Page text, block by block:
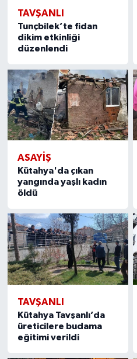
TAVŞANLI
Tunçbilek’te fidan
dikim etkinliği
düzenlendi
ASAYIŞ
Kütahya'da çıkan
yangında yaşlı kadın
öldü
TAVŞANLI
Kütahya Tavşanlı’da
üreticilere budama
eğitimi verildi